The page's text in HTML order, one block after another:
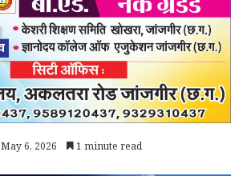
May 6, 2026 1 minute read